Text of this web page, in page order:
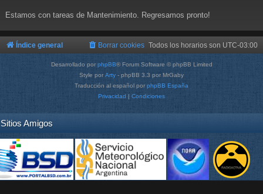
Estamos con tareas de Mantenimiento. Regresamos pronto!
Índice general Todos los horarios son UTC-03:00
Borrar cookies
Desarrollado por phpBB® Forum Software © phpBB Limited
Style por Arty - phpBB 3.3 por MrGaby
Traducción al español por phpBB España
Privacidad | Condiciones
Sitios Amigos